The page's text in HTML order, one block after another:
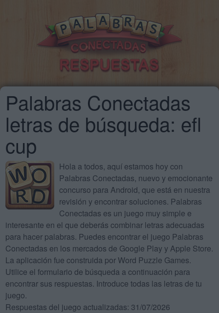
Palabras Conectadas
letras de búsqueda: efl
cup
Hola a todos, aquí estamos hoy con
Palabras Conectadas, nuevo y emocionante
concurso para Android, que está en nuestra
revisión y encontrar soluciones. Palabras
Conectadas es un juego muy simple e
interesante en el que deberás combinar letras adecuadas
para hacer palabras. Puedes encontrar el juego Palabras
Conectadas en los mercados de Google Play y Apple Store.
La aplicación fue construida por Word Puzzle Games.
Utilice el formulario de búsqueda a continuación para
encontrar sus respuestas. Introduce todas las letras de tu
juego.
Respuestas del juego actualizadas: 31/07/2026